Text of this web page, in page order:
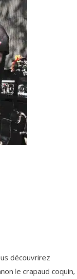
découvrirez
le crapaud coquin,